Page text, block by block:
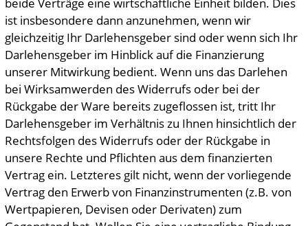
ist insbesondere dann anzunehmen, wenn wir
gleichzeitig Ihr Darlehensgeber sind oder wenn sich Ihr
Darlehensgeber im Hinblick auf die Finanzierung
unserer Mitwirkung bedient. Wenn uns das Darlehen
bei Wirksamwerden des Widerrufs oder bei der
Rückgabe der Ware bereits zugeflossen ist, tritt Ihr
Darlehensgeber im Verhältnis zu Ihnen hinsichtlich der
Rechtsfolgen des Widerrufs oder der Rückgabe in
unsere Rechte und Pflichten aus dem finanzierten
Vertrag ein. Letzteres gilt nicht, wenn der vorliegende
Vertrag den Erwerb von Finanzinstrumenten (z.B. von
Wertpapieren, Devisen oder Derivaten) zum